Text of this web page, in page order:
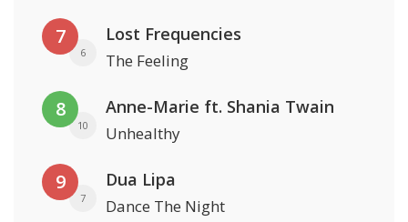
7
6
Lost Frequencies
The Feeling
8
10
Anne-Marie ft. Shania Twain
Unhealthy
9
7
Dua Lipa
Dance The Night